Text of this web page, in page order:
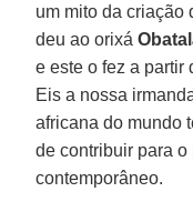
um mito da criação
deu ao orixá
e este o fez a partir
Eis a nossa
africana do mundo
de contribuir para
contemporâneo.